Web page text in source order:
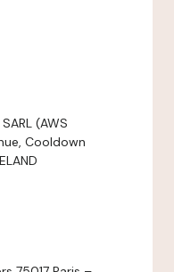
(AWS
Cooldown